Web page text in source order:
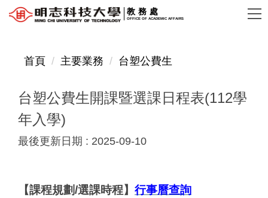
跳
教務處
OFFICE OF ACADEMIC AFFAIRS
首頁 主要業務 台塑公費生
台塑公費生開課暨選課日程表(112學
年入學)
最後更新日期 : 2025-09-10
【課程規劃/選課時程】 行事曆查詢